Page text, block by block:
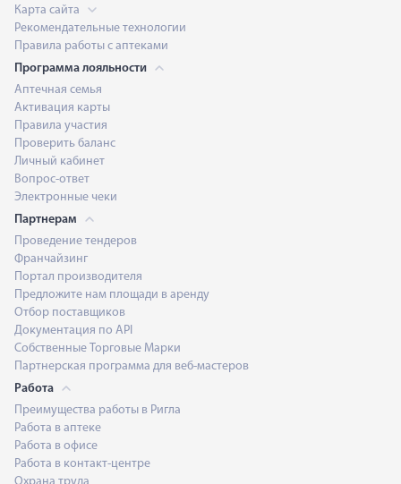
Карта сайта
Рекомендательные технологии
Правила работы с аптеками
Программа лояльности
Аптечная семья
Активация карты
Правила участия
Проверить баланс
Личный кабинет
Вопрос-ответ
Электронные чеки
Партнерам
Проведение тендеров
Франчайзинг
Портал производителя
Предложите нам площади в аренду
Отбор поставщиков
Документация по API
Собственные Торговые Марки
Партнерская программа для веб-мастеров
Работа
Преимущества работы в Ригла
Работа в аптеке
Работа в офисе
Работа в контакт-центре